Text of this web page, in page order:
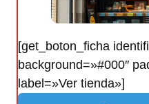
[get_boton_ficha
background=»#000″
label=»Ver tienda»]